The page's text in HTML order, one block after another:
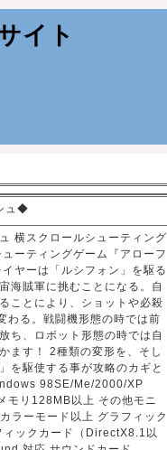
イト
ュ◆
横スクロールシューティング
ーティングゲーム『アローフ
ヤーは「ルシフォン」を駆る
海賊軍に挑むことになる。自
ことにより、ショットや必殺
わる。戦闘機形態の時では前
ち、ロボット形態の時では自
ます！ 2種類の変形を、そし
を駆使する事が攻略のカギと
98SE/Me/2000/XP
リ128MB以上 その他モニ
ラーモード以上 グラフィック
ックカード（DirectX8.1以